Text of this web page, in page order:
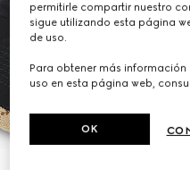
permitirle compartir nuestro
sigue utilizando esta página
de uso.
Para obtener más
uso en esta página web,
OK